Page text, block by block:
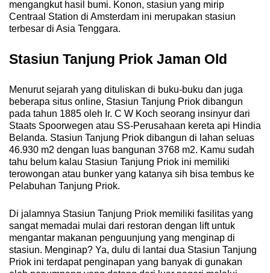
mengangkut hasil bumi. Konon, stasiun yang mirip
Centraal Station di Amsterdam ini merupakan stasiun
terbesar di Asia Tenggara.
Stasiun Tanjung Priok Jaman Old
Menurut sejarah yang dituliskan di buku-buku dan juga
beberapa situs online, Stasiun Tanjung Priok dibangun
pada tahun 1885 oleh Ir. C W Koch seorang insinyur dari
Staats Spoorwegen atau SS-Perusahaan kereta api Hindia
Belanda. Stasiun Tanjung Priok dibangun di lahan seluas
46.930 m2 dengan luas bangunan 3768 m2. Kamu sudah
tahu belum kalau Stasiun Tanjung Priok ini memiliki
terowongan atau bunker yang katanya sih bisa tembus ke
Pelabuhan Tanjung Priok.
Di jalamnya Stasiun Tanjung Priok memiliki fasilitas yang
sangat memadai mulai dari restoran dengan lift untuk
mengantar makanan penguunjung yang menginap di
stasiun. Menginap? Ya, dulu di lantai dua Stasiun Tanjung
Priok ini terdapat penginapan yang banyak di gunakan